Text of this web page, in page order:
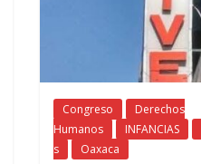
Congreso
Derechos
Humanos
INFANCIAS
s
Oaxaca